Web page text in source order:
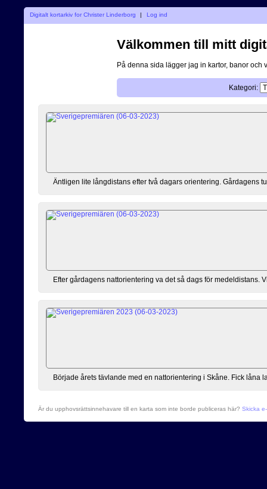
Digitalt kortarkiv for Christer Linderborg | Log ind
Välkommen till mitt
På denna sida lägger jag in kartor, banor och
Kategori:
Äntligen lite långdistans efter två dagars orientering. Gårdagens
Efter gårdagens nattorientering va det så dags för medeldistans.
Började årets tävlande med en nattorientering i Skåne. Fick låna
Är du upphovsrättsinnehavare till en karta som inte borde publiceras här? Skicka